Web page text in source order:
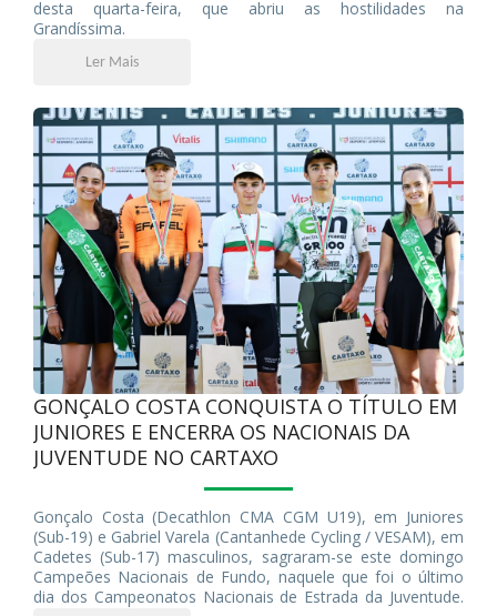
desta quarta-feira, que abriu as hostilidades na
Grandíssima.
Ler Mais
GONÇALO COSTA CONQUISTA O TÍTULO EM
JUNIORES E ENCERRA OS NACIONAIS DA
JUVENTUDE NO CARTAXO
Gonçalo Costa (Decathlon CMA CGM U19), em Juniores
(Sub-19) e Gabriel Varela (Cantanhede Cycling / VESAM), em
Cadetes (Sub-17) masculinos, sagraram-se este domingo
Campeões Nacionais de Fundo, naquele que foi o último
dia dos Campeonatos Nacionais de Estrada da Juventude.